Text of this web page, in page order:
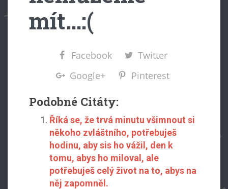
mít…:(
Facebook
Twitter
Google+
Pinterest
Podobné Citáty:
Říká se, že trvá minutu všimnout si
někoho zvláštního, potřebuješ
hodinu, aby sis ho vážil, den k
tomu, abys ho miloval, ale
potřebuješ celý život na to, abys na
něj zapomněl.